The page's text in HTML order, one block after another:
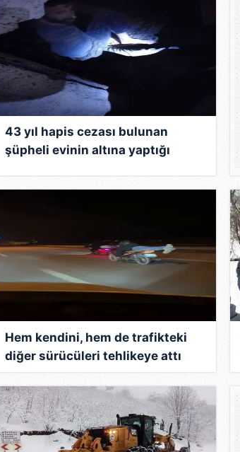
43 yıl hapis cezası bulunan
şüpheli evinin altına yaptığı
Hem kendini, hem de trafikteki
diğer sürücüleri tehlikeye attı